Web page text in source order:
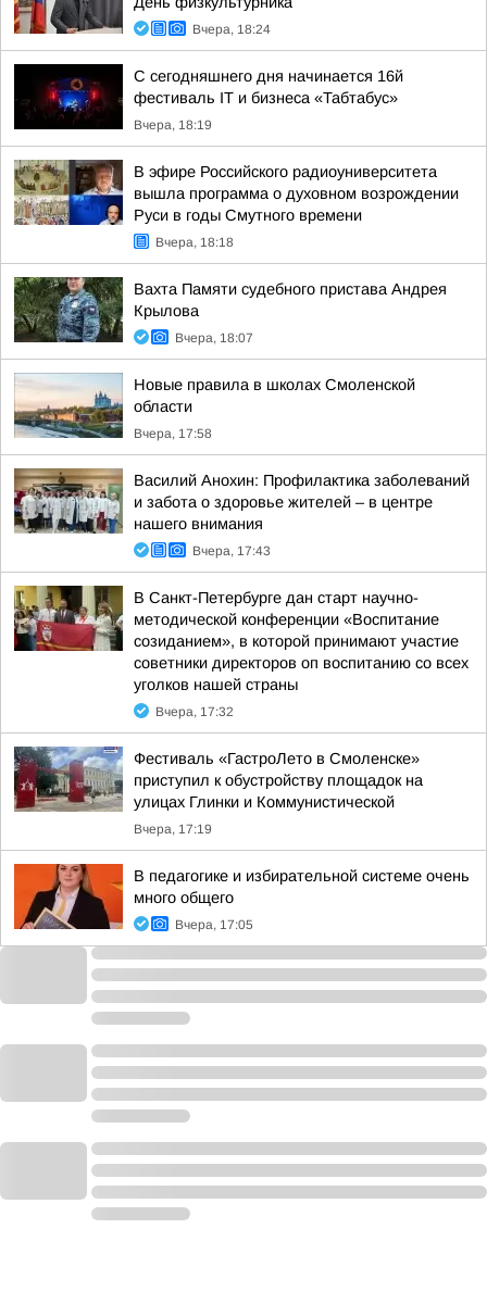
Вчера, 18:24
С сегодняшнего дня начинается 16й
фестиваль IT и бизнеса «Табтабус»
Вчера, 18:19
В эфире Российского радиоуниверситета
вышла программа о духовном возрождении
Руси в годы Смутного времени
Вчера, 18:18
Вахта Памяти судебного пристава Андрея
Крылова
Вчера, 18:07
Новые правила в школах Смоленской
области
Вчера, 17:58
Василий Анохин: Профилактика заболеваний
и забота о здоровье жителей – в центре
нашего внимания
Вчера, 17:43
В Санкт-Петербурге дан старт научно-
методической конференции «Воспитание
созиданием», в которой принимают участие
советники директоров оп воспитанию со всех
уголков нашей страны
Вчера, 17:32
Фестиваль «ГастроЛето в Смоленске»
приступил к обустройству площадок на
улицах Глинки и Коммунистической
Вчера, 17:19
В педагогике и избирательной системе очень
много общего
Вчера, 17:05